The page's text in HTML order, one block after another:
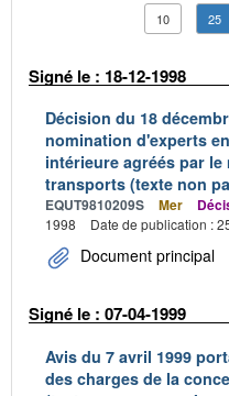
10 25
Signé le : 18-12-1998
Décision du 18
nomination d'experts
intérieure agréés par
transports (texte non
EQUT9810209S Mer
1998
Date de publication :
Document principal
Signé le : 07-04-1999
Avis du 7 avril 1999
des charges de la